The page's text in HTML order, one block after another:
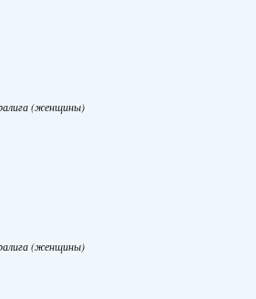
(женщины)
(женщины)